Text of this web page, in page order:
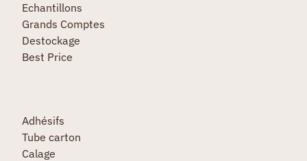
Echantillons
Grands Comptes
Destockage
Best Price
Adhésifs
Tube carton
Calage